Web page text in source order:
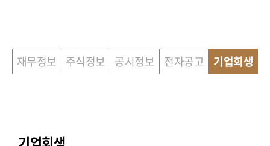
재무정보 주식정보 공시정보 전자공고 기업회생